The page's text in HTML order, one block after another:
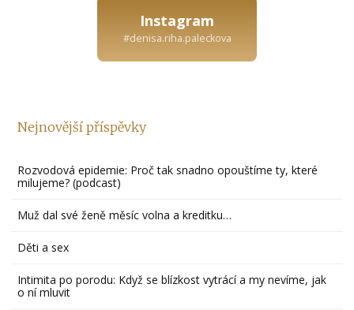
Instagram
#denisa.riha.paleckova
Nejnovější příspěvky
Rozvodová epidemie: Proč tak snadno opouštíme ty, které
milujeme? (podcast)
Muž dal své ženě měsíc volna a kreditku…
Děti a sex
Intimita po porodu: Když se blízkost vytrácí a my nevíme, jak
o ní mluvit